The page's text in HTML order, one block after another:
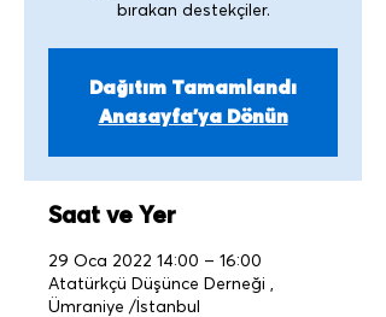
Dağıtım Tamamlandı
Anasayfa'ya Dönün
Saat ve Yer
29 Oca 2022 14:00 – 16:00
Atatürkçü Düşünce Derneği ,
Ümraniye /İstanbul